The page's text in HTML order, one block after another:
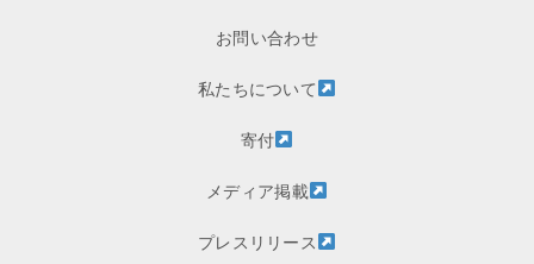
お問い合わせ
私たちについて
寄付
メディア掲載
プレスリリース